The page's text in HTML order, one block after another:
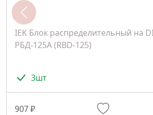
IEK Блок распределительный на
РБД-125А (RBD-125)
3шт
907 ₽